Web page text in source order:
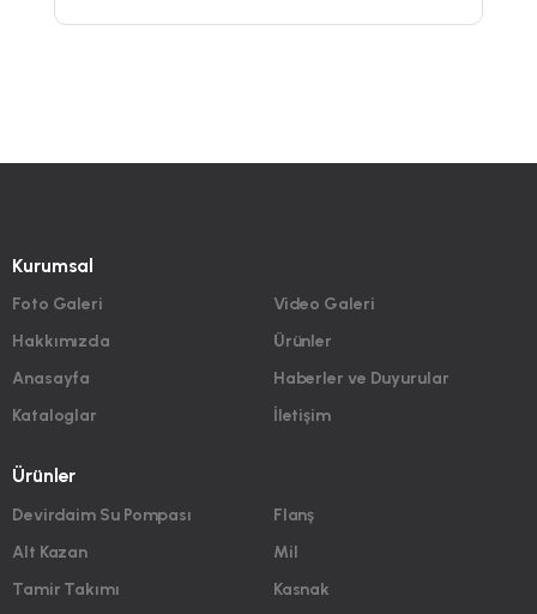
Kurumsal
Foto Galeri
Hakkımızda
Anasayfa
Kataloglar
Video Galeri
Ürünler
Haberler ve Duyurular
İletişim
Ürünler
Devirdaim Su Pompası
Alt Kazan
Tamir Takımı
Flanş
Mil
Kasnak